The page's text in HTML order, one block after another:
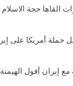
القاها حجة
حملة أمريكا على
إيران أفول الهيمنة